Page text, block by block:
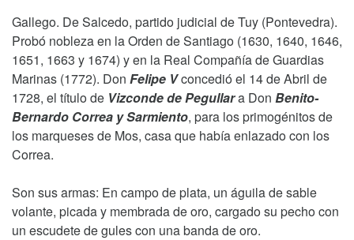
Gallego. De Salcedo, partido judicial de Tuy (Pontevedra).
Probó nobleza en la Orden de Santiago (1630, 1640, 1646,
1651, 1663 y 1674) y en la Real Compañía de Guardias
Marinas (1772). Don Felipe Vconcedió el 14 de Abril de
1728, el título de Vizconde de Pegullara Don Benito-
Bernardo Correa y Sarmiento, para los primogénitos de
los marqueses de Mos, casa que había enlazado con los
Correa.
Son sus armas: En campo de plata, un águila de sable
volante, picada y membrada de oro, cargado su pecho con
un escudete de gules con una banda de oro.